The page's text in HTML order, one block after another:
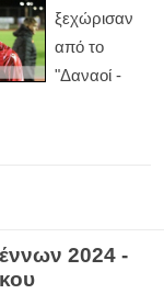
ξεχώρισαν
από το
"Δαναοί -
2024 -